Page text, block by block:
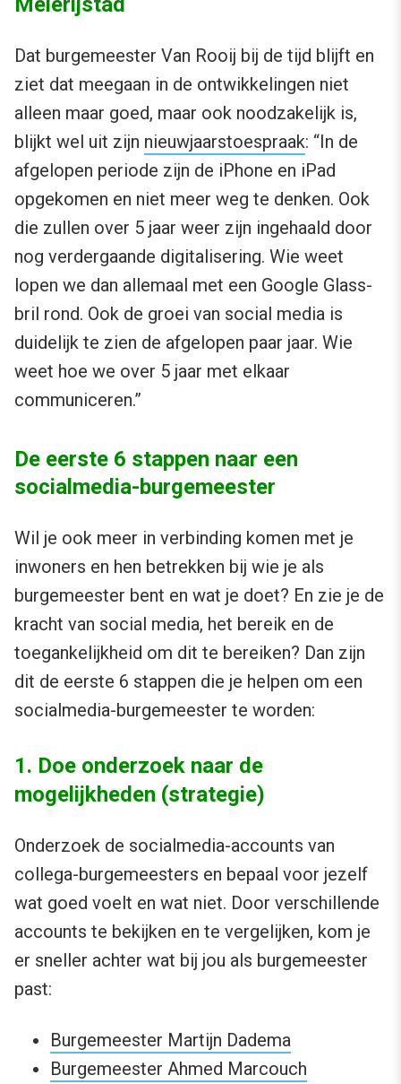
Dat burgemeester Van Rooij bij de tijd blijft en
ziet dat meegaan in de ontwikkelingen niet
alleen maar goed, maar ook noodzakelijk is,
blijkt wel uit zijn nieuwjaarstoespraak: “In de
afgelopen periode zijn de iPhone en iPad
opgekomen en niet meer weg te denken. Ook
die zullen over 5 jaar weer zijn ingehaald door
nog verdergaande digitalisering. Wie weet
lopen we dan allemaal met een Google Glass-
bril rond. Ook de groei van social media is
duidelijk te zien de afgelopen paar jaar. Wie
weet hoe we over 5 jaar met elkaar
communiceren.”
De eerste 6 stappen naar een
socialmedia-burgemeester
Wil je ook meer in verbinding komen met je
inwoners en hen betrekken bij wie je als
burgemeester bent en wat je doet? En zie je de
kracht van social media, het bereik en de
toegankelijkheid om dit te bereiken? Dan zijn
dit de eerste 6 stappen die je helpen om een
socialmedia-burgemeester te worden:
1. Doe onderzoek naar de
mogelijkheden (strategie)
Onderzoek de socialmedia-accounts van
collega-burgemeesters en bepaal voor jezelf
wat goed voelt en wat niet. Door verschillende
accounts te bekijken en te vergelijken, kom je
er sneller achter wat bij jou als burgemeester
past:
Burgemeester Martijn Dadema
Burgemeester Ahmed Marcouch